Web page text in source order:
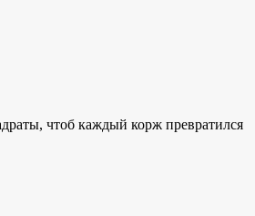
чтоб каждый корж превратился